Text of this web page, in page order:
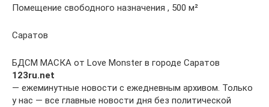
Помещение свободного назначения , 500 м²
Саратов
БДСМ МАСКА от Love Monster в городе Саратов
123ru.net
— ежеминутные новости с ежедневным архивом. Только
у нас — все главные новости дня без политической